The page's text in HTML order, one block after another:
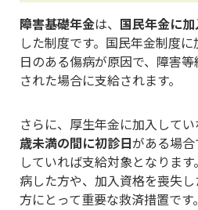
障害基礎年金は、 国民年金に
した制度です。国民年金制度
日のある傷病が原因で、障害等
された場合に支給されます。
さらに、厚生年金に加入してい
歳未満の間に初診日がある場合
していれば支給対象となりま
病した方や、加入資格を喪失
方にとって重要な救済措置です。